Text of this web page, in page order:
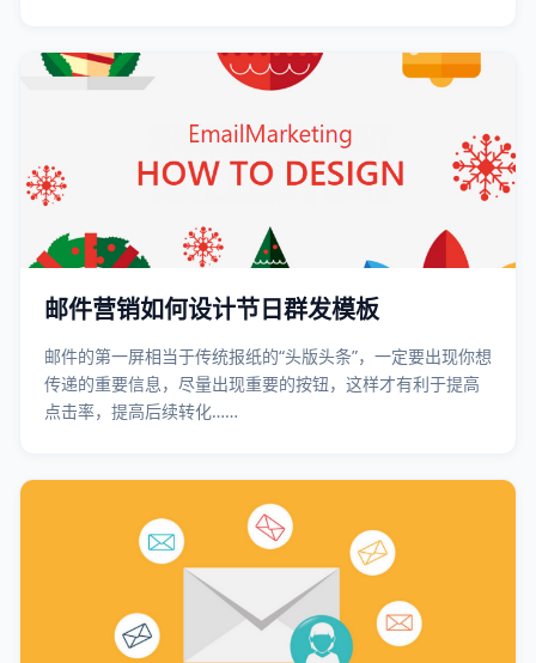
邮件营销如何设计节日群发模板
邮件的第一屏相当于传统报纸的“头版头条”，一定要出现你想
传递的重要信息，尽量出现重要的按钮，这样才有利于提高
点击率，提高后续转化……